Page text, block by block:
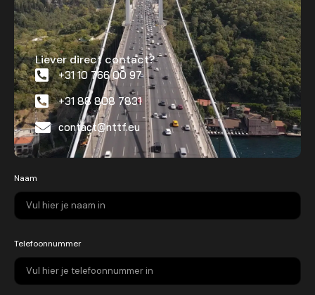
Liever direct contact?
+31 10 766 00 97
+31 88 808 7831
contact@nttf.eu
Naam
Telefoonnummer